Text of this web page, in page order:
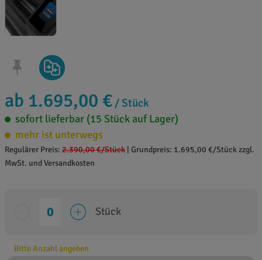
ab 1.695,00 € / Stück
sofort lieferbar (15 Stück auf Lager)
mehr ist unterwegs
Regulärer Preis: 2.390,00 €/Stück Grundpreis: 1.695,00 €/Stück zzgl.
MwSt. und Versandkosten
Stück
Bitte Anzahl angeben